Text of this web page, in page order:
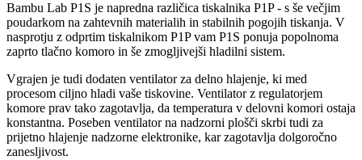
Bambu Lab P1S je napredna različica tiskalnika P1P - s še večjim
poudarkom na zahtevnih materialih in stabilnih pogojih tiskanja. V
nasprotju z odprtim tiskalnikom P1P vam P1S ponuja popolnoma
zaprto tlačno komoro in še zmogljivejši hladilni sistem.
Vgrajen je tudi dodaten ventilator za delno hlajenje, ki med
procesom ciljno hladi vaše tiskovine. Ventilator z regulatorjem
komore prav tako zagotavlja, da temperatura v delovni komori ostaja
konstantna. Poseben ventilator na nadzorni plošči skrbi tudi za
prijetno hlajenje nadzorne elektronike, kar zagotavlja dolgoročno
zanesljivost.